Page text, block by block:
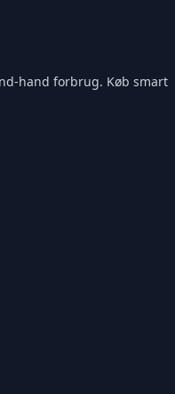
hand forbrug. Køb smart